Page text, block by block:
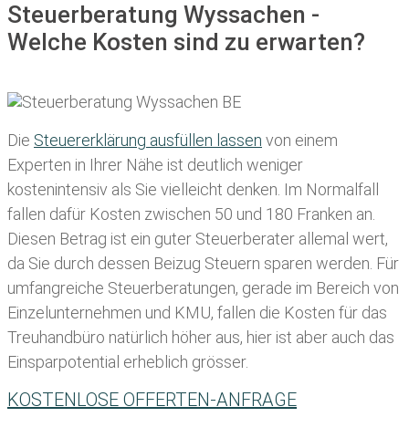
Steuerberatung Wyssachen -
Welche Kosten sind zu erwarten?
Die Steuererklärung ausfüllen lassen von einem
Experten in Ihrer Nähe ist deutlich weniger
kostenintensiv als Sie vielleicht denken. Im Normalfall
fallen dafür Kosten zwischen 50 und 180 Franken an.
Diesen Betrag ist ein guter Steuerberater allemal wert,
da Sie durch dessen Beizug Steuern sparen werden. Für
umfangreiche Steuerberatungen, gerade im Bereich von
Einzelunternehmen und KMU, fallen die Kosten für das
Treuhandbüro natürlich höher aus, hier ist aber auch das
Einsparpotential erheblich grösser.
KOSTENLOSE OFFERTEN-ANFRAGE